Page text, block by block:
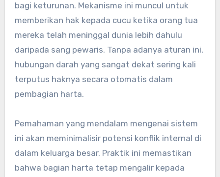
bagi keturunan. Mekanisme ini muncul untuk
memberikan hak kepada cucu ketika orang tua
mereka telah meninggal dunia lebih dahulu
daripada sang pewaris. Tanpa adanya aturan ini,
hubungan darah yang sangat dekat sering kali
terputus haknya secara otomatis dalam
pembagian harta.
Pemahaman yang mendalam mengenai sistem
ini akan meminimalisir potensi konflik internal di
dalam keluarga besar. Praktik ini memastikan
bahwa bagian harta tetap mengalir kepada